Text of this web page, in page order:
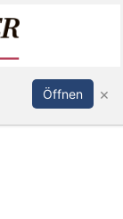
Anmelden
Öffnen ×